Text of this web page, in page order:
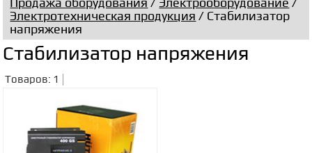
Продажа оборудования /Электрооборудование /
Электротехническая продукция / Стабилизатор
напряжения
Стабилизатор напряжения
Товаров: 1